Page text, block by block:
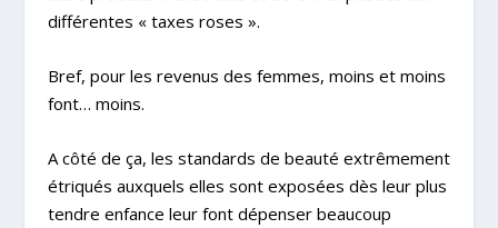
différentes « taxes roses ».
Bref, pour les revenus des femmes, moins et moins
font… moins.
A côté de ça, les standards de beauté extrêmement
étriqués auxquels elles sont exposées dès leur plus
tendre enfance leur font dépenser beaucoup